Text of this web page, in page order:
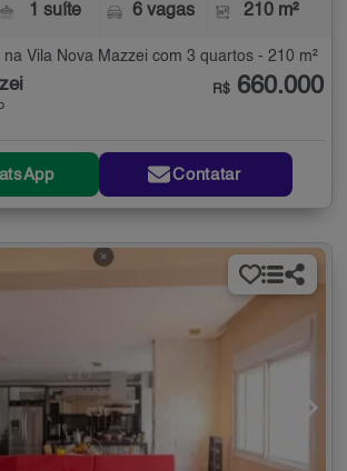
1 suíte 6 vagas 210 m²
na Vila Nova Mazzei com 3 quartos - 210 m²
R$ 660.000
Contatar